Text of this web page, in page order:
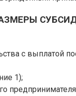
с выплатой
1);